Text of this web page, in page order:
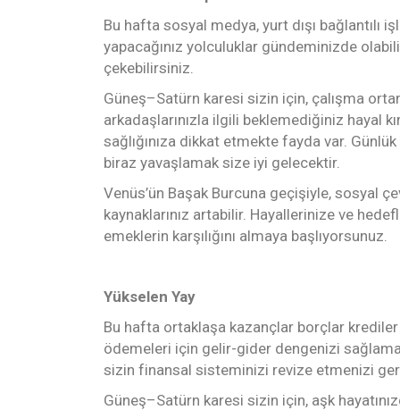
Bu hafta sosyal medya, yurt dışı bağlantılı
yapacağınız yolculuklar gündeminizde
çekebilirsiniz.
Güneş–Satürn karesi sizin için, çalışma
arkadaşlarınızla ilgili beklemediğiniz hayal
sağlığınıza dikkat etmekte fayda var.
biraz yavaşlamak size iyi gelecektir.
Venüs’ün Başak Burcuna geçişiyle, sosyal
kaynaklarınız artabilir. Hayallerinize ve
emeklerin karşılığını almaya başlıyorsunuz.
Yükselen Yay
Bu hafta ortaklaşa kazançlar borçlar
ödemeleri için gelir-gider dengenizi
sizin finansal sisteminizi revize etmenizi
Güneş–Satürn karesi sizin için, aşk